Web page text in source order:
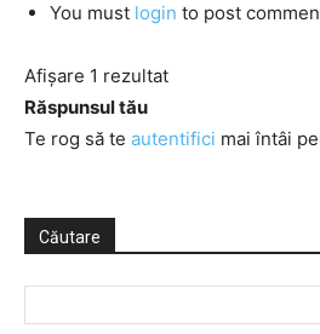
You must login to post
Afișare 1 rezultat
Răspunsul tău
Te rog să te autentifici mai întâi
Căutare